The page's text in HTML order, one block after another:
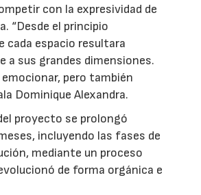
con la expresividad de
“Desde el principio
cada espacio resultara
a sus grandes dimensiones.
emocionar, pero también
Dominique Alexandra.
proyecto se prolongó
incluyendo las fases de
mediante un proceso
de forma orgánica e